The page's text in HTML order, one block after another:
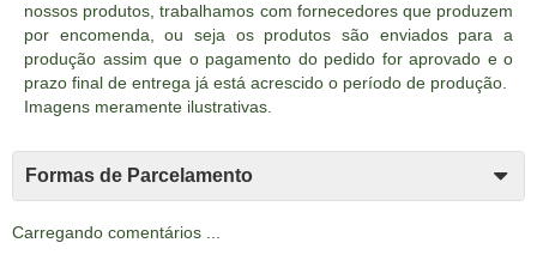
nossos produtos, trabalhamos com fornecedores que produzem
por encomenda, ou seja os produtos são enviados para a
produção assim que o pagamento do pedido for aprovado e o
prazo final de entrega já está acrescido o período de produção.
Imagens meramente ilustrativas.
Formas de Parcelamento
Carregando comentários ...